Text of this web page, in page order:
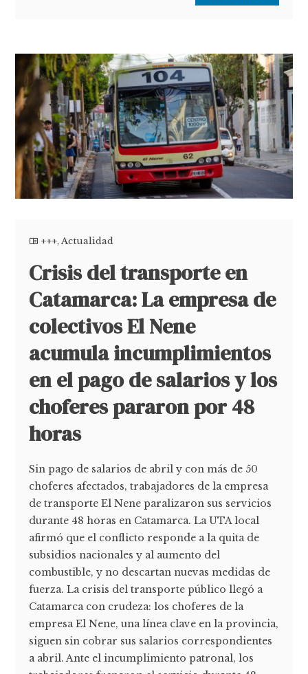
+++,Actualidad
Crisis del transporte en
Catamarca: La empresa de
colectivos El Nene
acumula incumplimientos
en el pago de salarios y los
choferes pararon por 48
horas
Sin pago de salarios de abril y con más de 50
choferes afectados, trabajadores de la empresa
de transporte El Nene paralizaron sus servicios
durante 48 horas en Catamarca. La UTA local
afirmó que el conflicto responde a la quita de
subsidios nacionales y al aumento del
combustible, y no descartan nuevas medidas de
fuerza. La crisis del transporte público llegó a
Catamarca con crudeza: los choferes de la
empresa El Nene, una línea clave en la provincia,
siguen sin cobrar sus salarios correspondientes
a abril. Ante el incumplimiento patronal, los